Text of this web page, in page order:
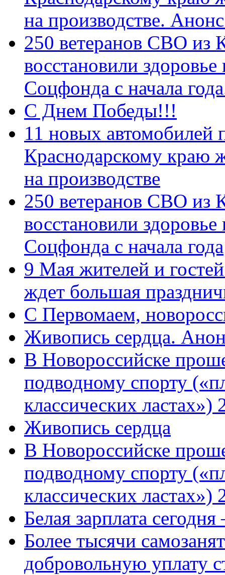
на производстве.
250 ветеранов СВО из
восстановили
Соцфонда с начала
С Днем Победы!!!
11 новых автомобилей
Краснодарскому краю
на производстве
250 ветеранов СВО из
восстановили
Соцфонда с начала года
9 Мая жителей и
ждет большая
C Первомаем,
Живопись сердца.
В Новороссийске
подводному спорту
классических
Живопись сердца
В Новороссийске
подводному спорту
классических ластах»)
Белая зарплата
Более тысячи
добровольную уплату